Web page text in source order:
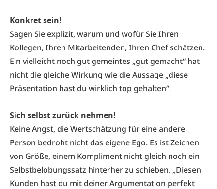
Konkret sein!
Sagen Sie explizit, warum und wofür Sie Ihren
Kollegen, Ihren Mitarbeitenden, Ihren Chef schätzen.
Ein vielleicht noch gut gemeintes „gut gemacht“ hat
nicht die gleiche Wirkung wie die Aussage „diese
Präsentation hast du wirklich top gehalten“.
Sich selbst zurück nehmen!
Keine Angst, die Wertschätzung für eine andere
Person bedroht nicht das eigene Ego. Es ist Zeichen
von Größe, einem Kompliment nicht gleich noch ein
Selbstbelobungssatz hinterher zu schieben. „Diesen
Kunden hast du mit deiner Argumentation perfekt